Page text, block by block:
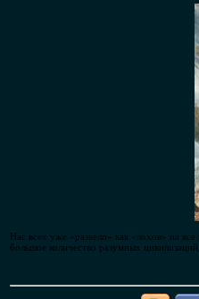
Нас всех уже «развели» как «лохов» на
большое количество разумных